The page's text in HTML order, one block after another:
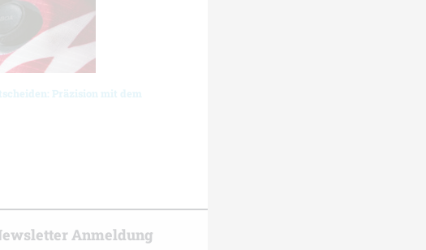
Präzision mit dem
Anmeldung